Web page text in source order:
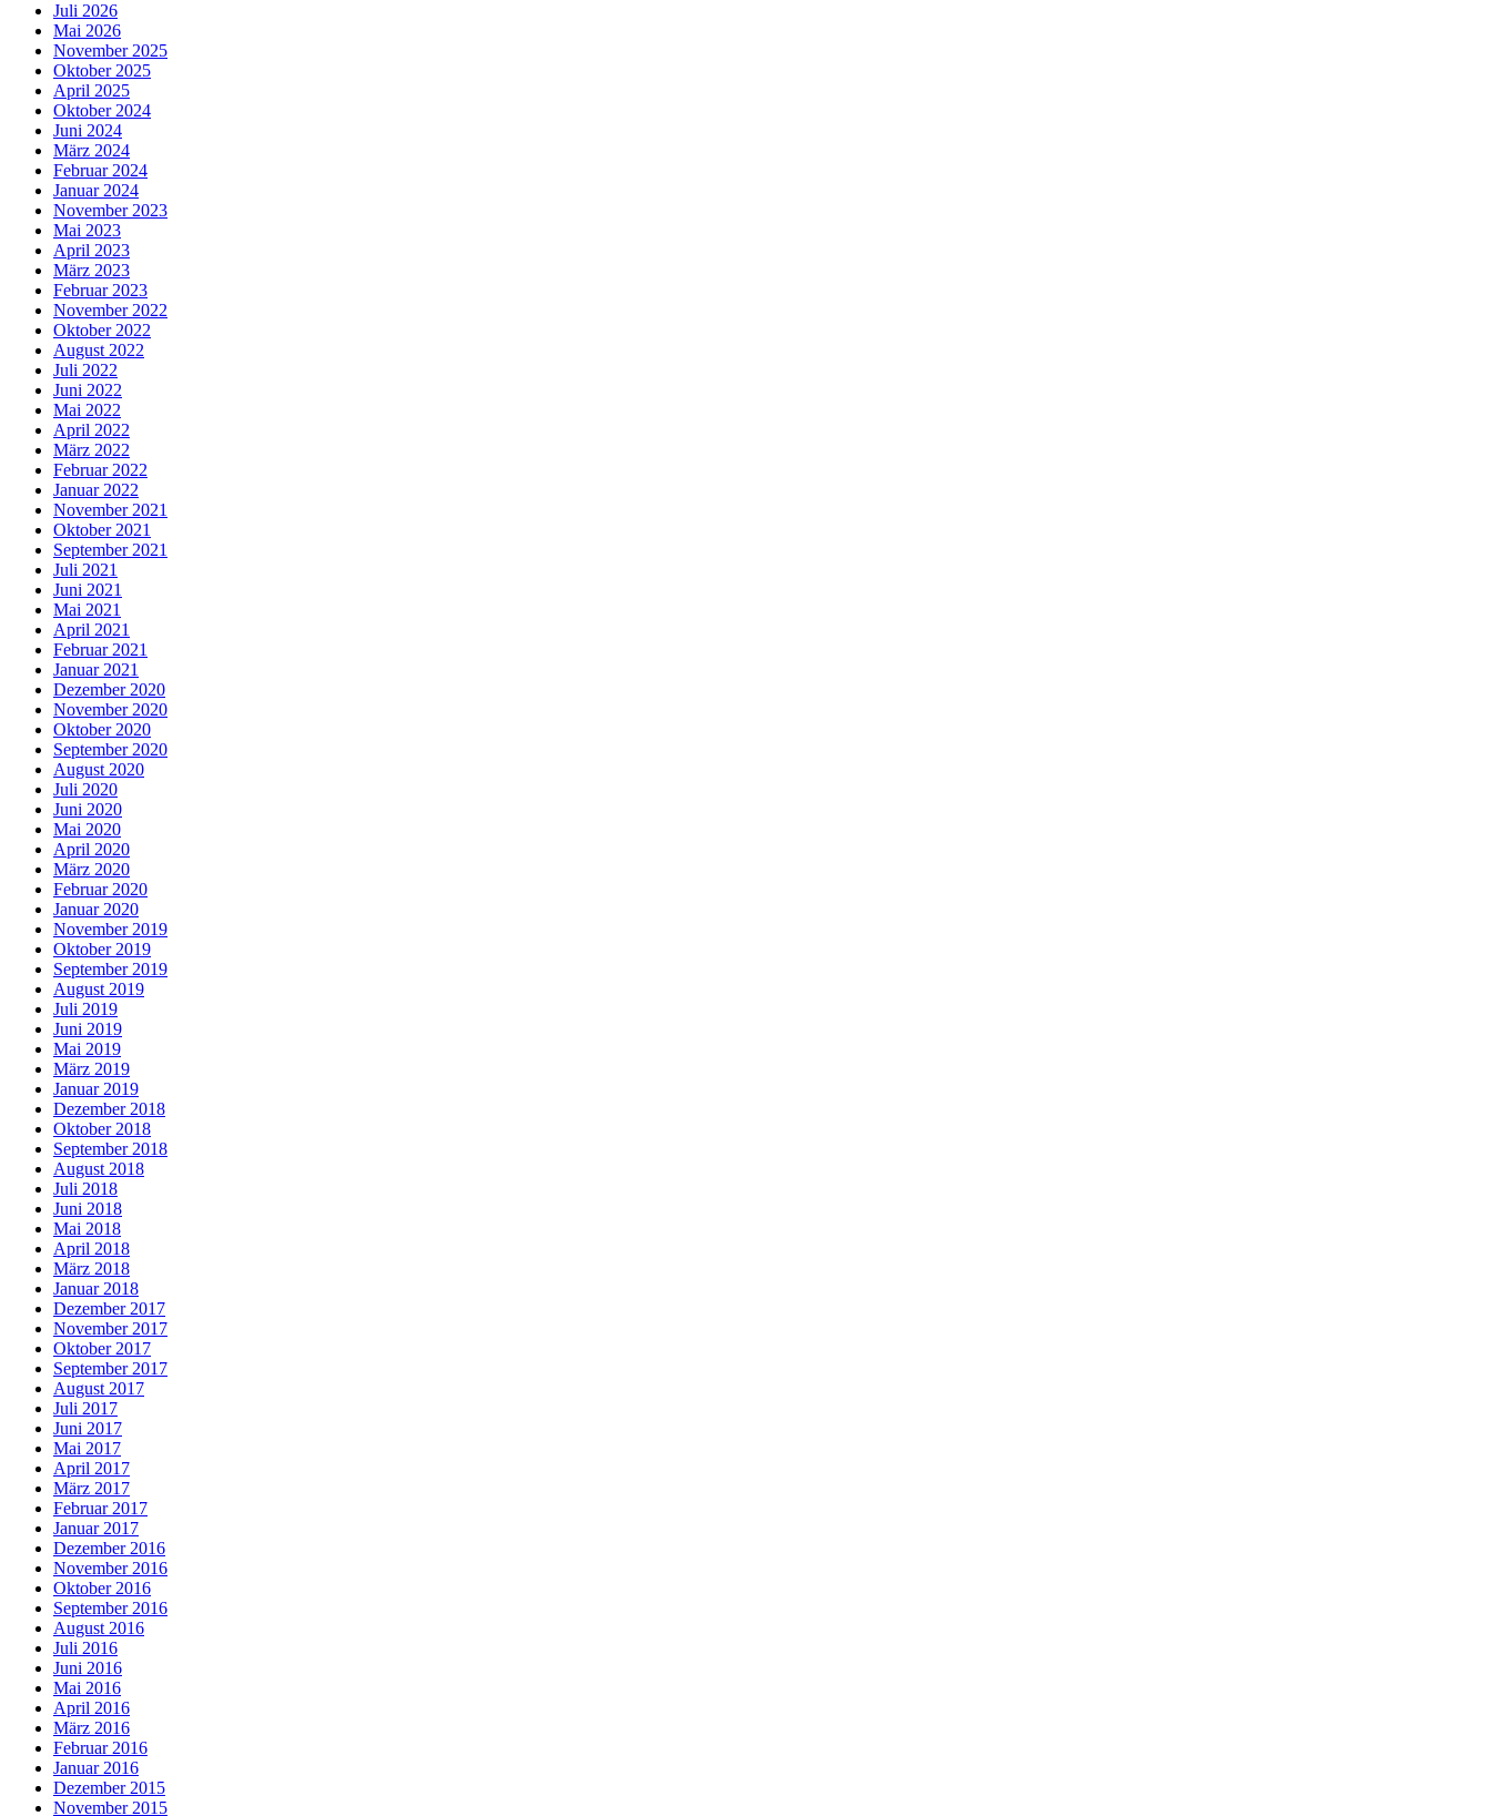
Juli 2026
Mai 2026
November 2025
Oktober 2025
April 2025
Oktober 2024
Juni 2024
März 2024
Februar 2024
Januar 2024
November 2023
Mai 2023
April 2023
März 2023
Februar 2023
November 2022
Oktober 2022
August 2022
Juli 2022
Juni 2022
Mai 2022
April 2022
März 2022
Februar 2022
Januar 2022
November 2021
Oktober 2021
September 2021
Juli 2021
Juni 2021
Mai 2021
April 2021
Februar 2021
Januar 2021
Dezember 2020
November 2020
Oktober 2020
September 2020
August 2020
Juli 2020
Juni 2020
Mai 2020
April 2020
März 2020
Februar 2020
Januar 2020
November 2019
Oktober 2019
September 2019
August 2019
Juli 2019
Juni 2019
Mai 2019
März 2019
Januar 2019
Dezember 2018
Oktober 2018
September 2018
August 2018
Juli 2018
Juni 2018
Mai 2018
April 2018
März 2018
Januar 2018
Dezember 2017
November 2017
Oktober 2017
September 2017
August 2017
Juli 2017
Juni 2017
Mai 2017
April 2017
März 2017
Februar 2017
Januar 2017
Dezember 2016
November 2016
Oktober 2016
September 2016
August 2016
Juli 2016
Juni 2016
Mai 2016
April 2016
März 2016
Februar 2016
Januar 2016
Dezember 2015
November 2015